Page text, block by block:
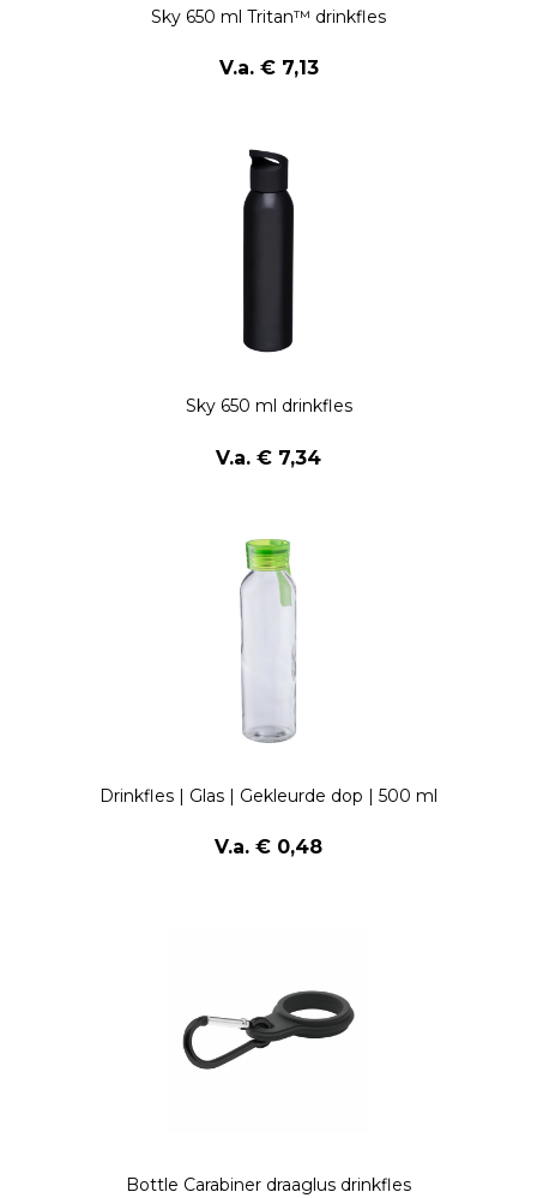
Sky 650 ml Tritan™ drinkfles
V.a. € 7,13
Sky 650 ml drinkfles
V.a. € 7,34
Drinkfles | Glas | Gekleurde dop | 500 ml
V.a. € 0,48
Bottle Carabiner draaglus drinkfles